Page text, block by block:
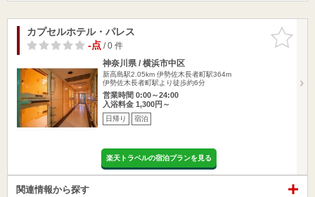
お気に入
りに追加
カプセルホテル・パレス
-点/ 0 件
神奈川県 / 横浜市中区
新高島駅2.05km 伊勢佐木長者町駅364m
伊勢佐木長者町駅より徒歩約6分
営業時間 0:00～24:00
入浴料金 1,300円～
日帰り 宿泊
楽天トラベルの宿泊プランを見る
関連情報から探す